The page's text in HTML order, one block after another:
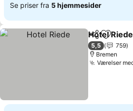
Se priser fra 5 hjemmesider
Del Føj til
Hotel Riede
5,5
759
Bremen
Værelser